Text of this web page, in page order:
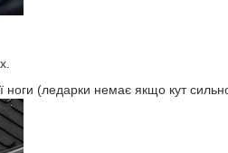
ноги (ледарки немає якщо кут